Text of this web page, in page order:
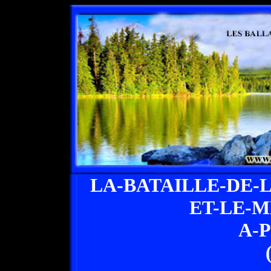
LA-BATAILLE-DE-
ET-LE-
A-